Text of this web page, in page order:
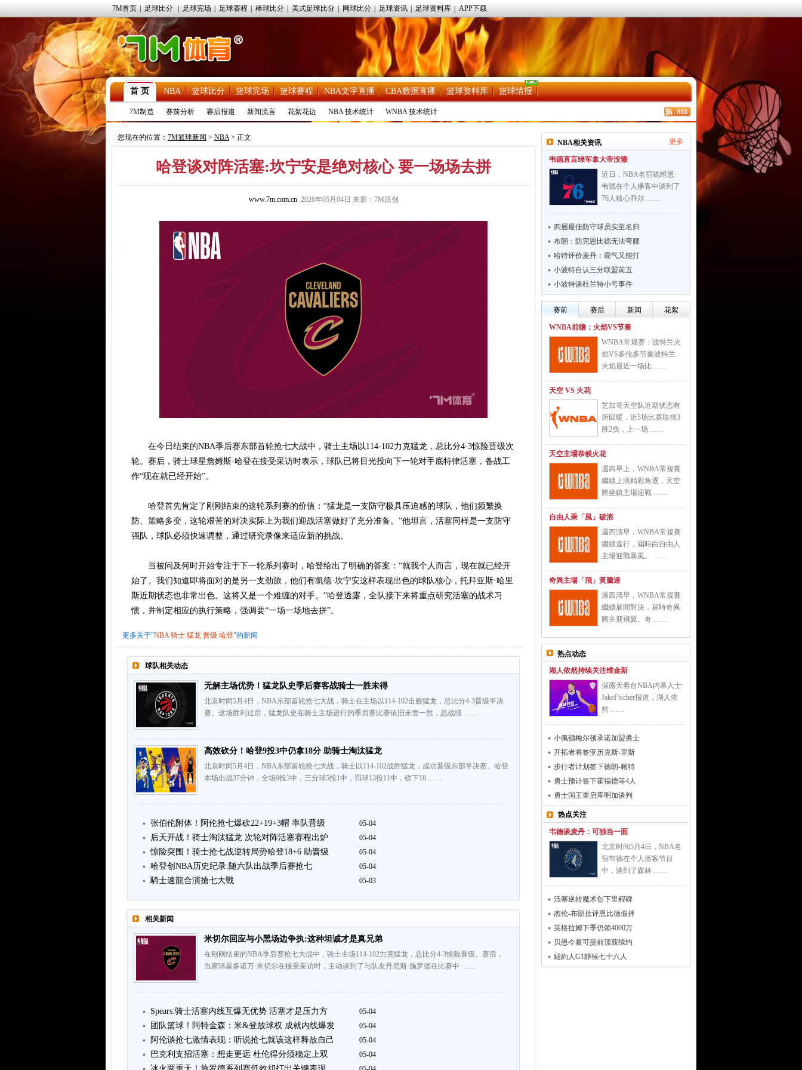
7M首页 足球比分 足球完场 足球赛程 棒球比分 美式足球比分 网球比分 足球资讯 足球资料库 APP下载
首 页 NBA 篮球比分 篮球完场 篮球赛程 NBA文字直播 CBA数据直播 篮球资料库 篮球情报
7M制造 赛前分析 赛后报道 新闻流言 花絮花边 NBA 技术统计 WNBA 技术统计
您现在的位置： 7M篮球新闻 > NBA> 正文
哈登谈对阵活塞:坎宁安是绝对核心 要一场场去拼
www.7m.com.cn2026年05月04日 来源：7M原创
在今日结束的NBA季后赛东部首轮抢七大战中，骑士主场以114-102力克猛龙，总比分4-3惊险晋级次
轮。赛后，骑士球星詹姆斯·哈登在接受采访时表示，球队已将目光投向下一轮对手底特律活塞，备战工
作“现在就已经开始”。
哈登首先肯定了刚刚结束的这轮系列赛的价值：“猛龙是一支防守极具压迫感的球队，他们频繁换
防、策略多变，这轮艰苦的对决实际上为我们迎战活塞做好了充分准备。”他坦言，活塞同样是一支防守
强队，球队必须快速调整，通过研究录像来适应新的挑战。
当被问及何时开始专注于下一轮系列赛时，哈登给出了明确的答案：“就我个人而言，现在就已经开
始了。我们知道即将面对的是另一支劲旅，他们有凯德·坎宁安这样表现出色的球队核心，托拜亚斯·哈里
斯近期状态也非常出色。这将又是一个难缠的对手。”哈登透露，全队接下来将重点研究活塞的战术习
惯，并制定相应的执行策略，强调要“一场一场地去拼”。
更多关于"NBA 骑士 猛龙 晋级 哈登"的新闻
球队相关动态
无解主场优势！猛龙队史季后赛客战骑士一胜未得
北京时间5月4日，NBA东部首轮抢七大战，骑士在主场以114-102击败猛龙，总比分4-3晋级半决
赛。这场胜利过后，猛龙队史在骑士主场进行的季后赛比赛依旧未尝一胜，总战绩 ……
高效砍分！哈登9投3中仍拿18分 助骑士淘汰猛龙
北京时间5月4日，NBA东部首轮抢七大战，骑士以114-102战胜猛龙，成功晋级东部半决赛。哈登
本场出战37分钟，全场9投3中，三分球5投1中，罚球13投11中，砍下18 ……
张伯伦附体！阿伦抢七爆砍22+19+3帽 率队晋级 05-04
后天开战！骑士淘汰猛龙 次轮对阵活塞赛程出炉 05-04
惊险突围！骑士抢七战逆转局势哈登18+6 助晋级 05-04
哈登创NBA历史纪录:随六队出战季后赛抢七 05-04
騎士速龍合演搶七大戰 05-03
相关新闻
米切尔回应与小黑场边争执:这种坦诚才是真兄弟
在刚刚结束的NBA季后赛抢七大战中，骑士主场114-102力克猛龙，总比分4-3惊险晋级。赛后，
当家球星多诺万·米切尔在接受采访时，主动谈到了与队友丹尼斯·施罗德在比赛中 ……
Spears:骑士活塞内线互爆无优势 活塞才是压力方 05-04
团队篮球！阿特金森：米&登放球权 成就内线爆发 05-04
阿伦谈抢七激情表现：听说抢七就该这样释放自己 05-04
巴克利支招活塞：想走更远 杜伦得分须稳定上双 05-04
NBA相关资讯 更多
韦德直言绿军拿大帝没辙
近日，NBA名宿德维恩·
韦德在个人播客中谈到了
76人核心乔尔 ……
四届最佳防守球员实至名归
布朗：防完恩比德无法弯腰
哈特评价麦丹：霸气又能打
小波特自认三分联盟前五
小波特谈杜兰特小号事件
赛前 赛后 新闻 花絮
WNBA前瞻：火焰VS节奏
WNBA常规赛：波特兰火
焰VS多伦多节奏波特兰
火焰最近一场比 ……
天空 VS 火花
芝加哥天空队近期状态有
所回暖，近5场比赛取得3
胜2负，上一场 ……
天空主場恭候火花
週四早上，WNBA常規賽
繼續上演精彩角逐，天空
將坐鎮主場迎戰 ……
自由人乘「風」破浪
週四清早，WNBA常規賽
繼續進行，屆時由自由人
主場迎戰暴風。 ……
奇異主場「飛」黃騰達
週四清早，WNBA常規賽
繼續展開對決，屆時奇異
將主迎飛翼。奇 ……
热点动态
湖人依然持续关注维金斯
据露天看台NBA内幕人士
JakeFischer报道，湖人依
然 ……
小佩顿梅尔顿承诺加盟勇士
开拓者将签亚历克斯-里斯
步行者计划签下德朗-赖特
勇士预计签下霍福德等4人
勇士国王重启库明加谈判
热点关注
韦德谈麦丹：可独当一面
北京时间5月4日，NBA名
宿韦德在个人播客节目
中，谈到了森林 ……
活塞逆转魔术创下里程碑
杰伦-布朗批评恩比德假摔
英格拉姆下季仍领4000万
贝恩今夏可提前顶薪续约
紐約人G1靜候七十六人